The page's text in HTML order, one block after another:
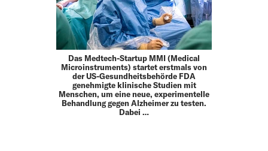
Das Medtech-Startup MMI (Medical
Microinstruments) startet erstmals von
der US-Gesundheitsbehörde FDA
genehmigte klinische Studien mit
Menschen, um eine neue, experimentelle
Behandlung gegen Alzheimer zu testen.
Dabei …